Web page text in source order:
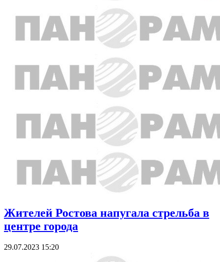
Жителей Ростова напугала стрельба в
центре города
29.07.2023 15:20